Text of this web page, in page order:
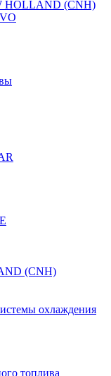
HOLLAND (CNH)
(CNH)
охлаждения
топлива